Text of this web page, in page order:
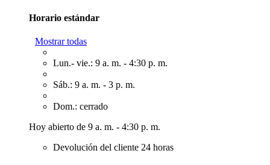
Horario estándar
Mostrar todas
Lun.- vie.: 9 a. m. - 4:30 p. m.
Sáb.: 9 a. m. - 3 p. m.
Dom.: cerrado
Hoy abierto de 9 a. m. - 4:30 p. m.
Devolución del cliente 24 horas